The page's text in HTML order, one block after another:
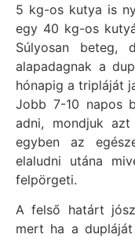
5 kg-os kutya is
egy 40 kg-os
Súlyosan beteg,
alapadagnak a
hónapig a tripláját
Jobb 7-10 napos
adni, mondjuk
egyben az
elaludni utána
felpörgeti.
A felső határt
mert ha a